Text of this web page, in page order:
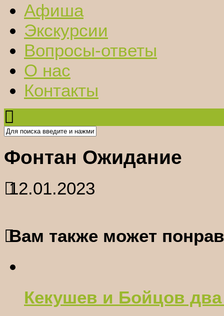
Афиша
Экскурсии
Вопросы-ответы
О нас
Контакты
Фонтан Ожидание
12.01.2023
Вам также может
Кекушев и Бойцов